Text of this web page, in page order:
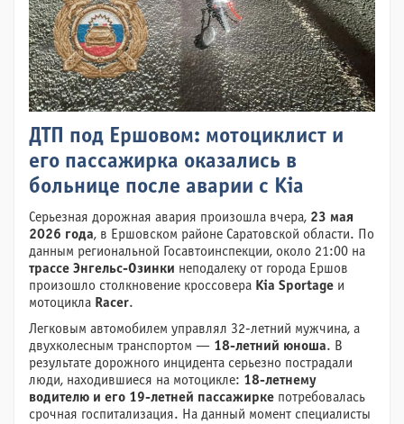
ДТП под Ершовом: мотоциклист и
его пассажирка оказались в
больнице после аварии с Kia
Серьезная дорожная авария произошла вчера, 23 мая
2026 года, в Ершовском районе Саратовской области. По
данным региональной Госавтоинспекции, около 21:00 на
трассе Энгельс-Озинки неподалеку от города Ершов
произошло столкновение кроссовера Kia Sportage и
мотоцикла Racer.
Легковым автомобилем управлял 32-летний мужчина, а
двухколесным транспортом — 18-летний юноша. В
результате дорожного инцидента серьезно пострадали
люди, находившиеся на мотоцикле: 18-летнему
водителю и его 19-летней пассажирке потребовалась
срочная госпитализация. На данный момент специалисты